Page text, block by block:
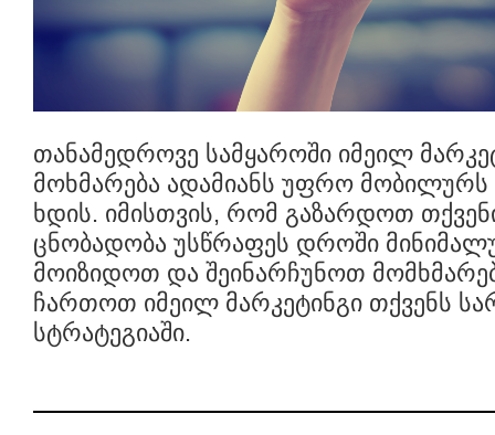
თანამედროვე სამყაროში იმეილ
მოხმარება ადამიანს უფრო
ხდის. იმისთვის, რომ გაზარდოთ
ცნობადობა უსწრაფეს დროში
მოიზიდოთ და შეინარჩუნოთ
ჩართოთ იმეილ მარკეტინგი თქვენს
სტრატეგიაში.